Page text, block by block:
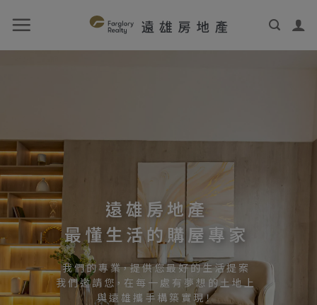
遠 雄 房 地 產
最 懂 生 活 的 購 屋 專 家
我 們 的 專 業，提 供 您 最 好 的 生 活 提 案
我 們 邀 請 您，在 每 一 處 有 夢 想 的 土 地 上
與 遠 雄 攜 手 構 築 實 現！